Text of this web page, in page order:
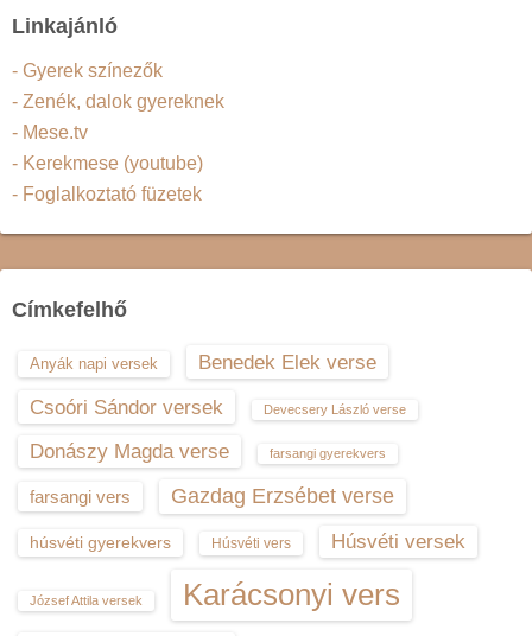
Linkajánló
- Gyerek színezők
- Zenék, dalok gyereknek
- Mese.tv
- Kerekmese (youtube)
- Foglalkoztató füzetek
Címkefelhő
Anyák napi versek
Benedek Elek verse
Csoóri Sándor versek
Devecsery László verse
Donászy Magda verse farsangi gyerekvers
farsangi vers Gazdag Erzsébet verse
húsvéti gyerekvers Húsvéti vers Húsvéti versek
József Attila versek Karácsonyi vers